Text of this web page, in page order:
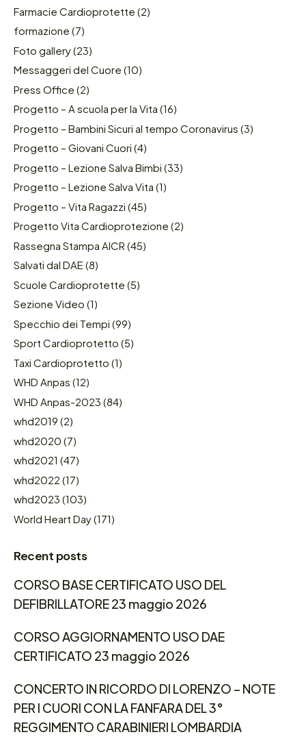
Farmacie Cardioprotette (2)
formazione (7)
Foto gallery(23)
Messaggeri del Cuore (10)
Press Office (2)
Progetto – A scuola per la Vita (16)
Progetto – Bambini Sicuri al tempo Coronavirus (3)
Progetto – Giovani Cuori (4)
Progetto – Lezione Salva Bimbi (33)
Progetto – Lezione Salva Vita (1)
Progetto – Vita Ragazzi (45)
Progetto Vita Cardioprotezione (2)
Rassegna Stampa AICR (45)
Salvati dal DAE (8)
Scuole Cardioprotette (5)
Sezione Video (1)
Specchio dei Tempi (99)
Sport Cardioprotetto (5)
Taxi Cardioprotetto (1)
WHD Anpas (12)
WHD Anpas-2023 (84)
whd2019 (2)
whd2020 (7)
whd2021 (47)
whd2022 (17)
whd2023 (103)
World Heart Day(171)
Recent posts
CORSO BASE CERTIFICATO USO DEL
DEFIBRILLATORE 23 maggio 2026
CORSO AGGIORNAMENTO USO DAE
CERTIFICATO 23 maggio 2026
CONCERTO IN RICORDO DI LORENZO – NOTE
PER I CUORI CON LA FANFARA DEL 3°
REGGIMENTO CARABINIERI LOMBARDIA